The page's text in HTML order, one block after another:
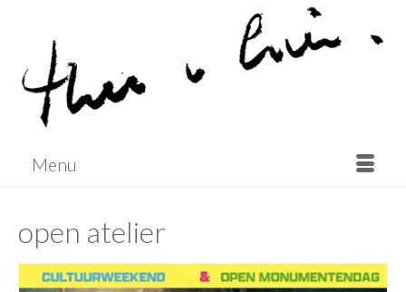
Menu
open atelier